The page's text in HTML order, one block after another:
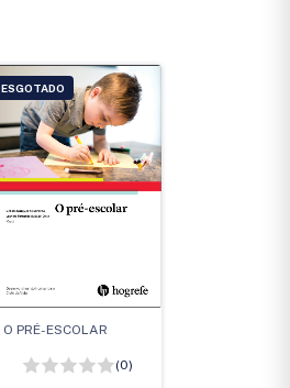
ESGOTADO
O PRÉ-ESCOLAR
(0)